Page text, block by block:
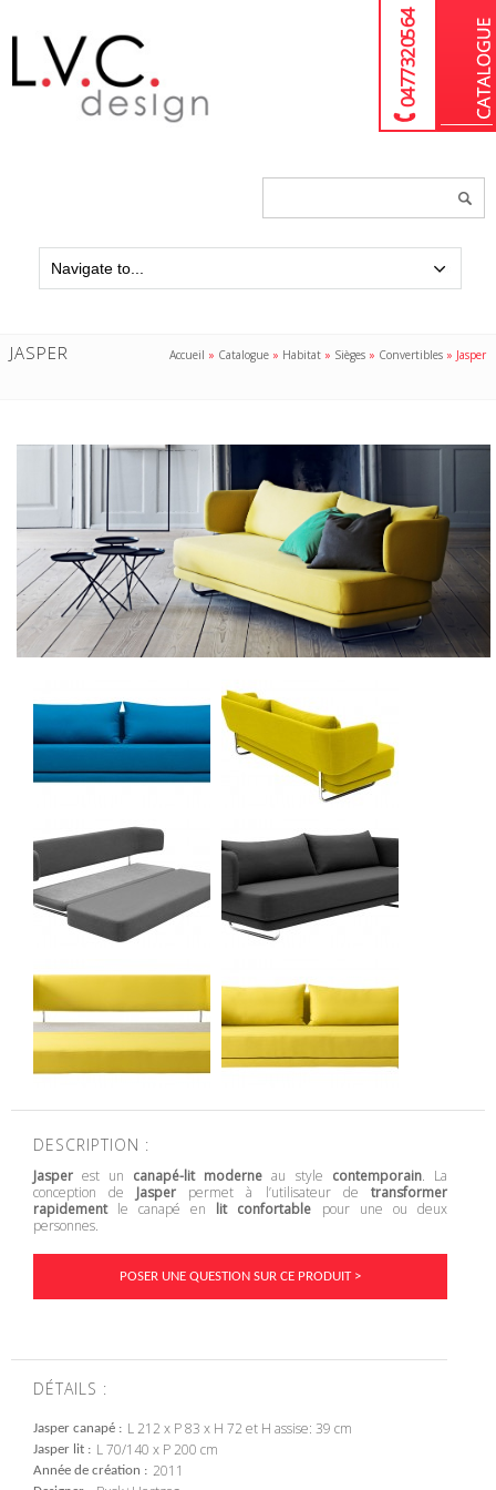
04 77 32 05 64
JASPER Accueil » Catalogue » Habitat » Sièges » Convertibles » Jasper
DESCRIPTION :
Jasper est un canapé-lit moderne au style contemporain. La
conception de Jasper permet à l’utilisateur de transformer
rapidementle canapé en lit confortable pour une ou deux
personnes.
POSER UNE QUESTION SUR CE PRODUIT >
DÉTAILS :
Jasper canapé L 212 x P 83 x H 72 et H assise: 39 cm
Jasper lit L 70/140 x P 200 cm
Année de création 2011